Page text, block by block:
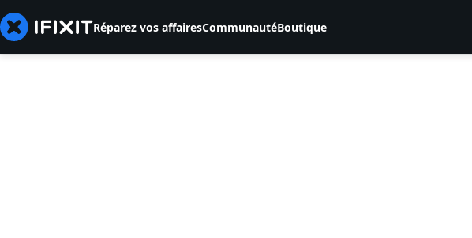
Réparez vos affairesCommunautéBoutique